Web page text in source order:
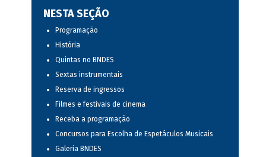
NESTA SEÇÃO
Programação
História
Quintas no BNDES
Sextas instrumentais
Reserva de ingressos
Filmes e festivais de cinema
Receba a programação
Concursos para Escolha de Espetáculos Musicais
Galeria BNDES